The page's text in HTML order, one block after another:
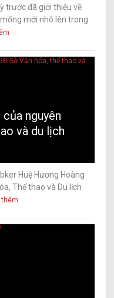
trước đã giới thiệu về
mới nhô lên trong
nguyên
và du lịch
Huệ Hương Hoàng
Thể thao và Du lịch